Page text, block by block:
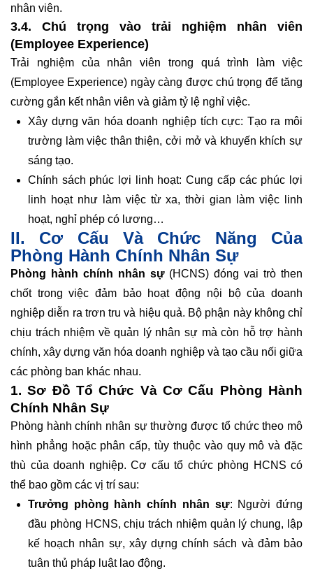
nhân viên.
3.4. Chú trọng vào trải nghiệm nhân viên
(Employee Experience)
Trải nghiệm của nhân viên trong quá trình làm việc
(Employee Experience) ngày càng được chú trọng để tăng
cường gắn kết nhân viên và giảm tỷ lệ nghỉ việc.
Xây dựng văn hóa doanh nghiệp tích cực: Tạo ra môi
trường làm việc thân thiện, cởi mở và khuyến khích sự
sáng tạo.
Chính sách phúc lợi linh hoạt: Cung cấp các phúc lợi
linh hoạt như làm việc từ xa, thời gian làm việc linh
hoạt, nghỉ phép có lương…
II. Cơ Cấu Và Chức Năng Của
Phòng Hành Chính Nhân Sự
Phòng hành chính nhân sự (HCNS) đóng vai trò then
chốt trong việc đảm bảo hoạt động nội bộ của doanh
nghiệp diễn ra trơn tru và hiệu quả. Bộ phận này không chỉ
chịu trách nhiệm về quản lý nhân sự mà còn hỗ trợ hành
chính, xây dựng văn hóa doanh nghiệp và tạo cầu nối giữa
các phòng ban khác nhau.
1. Sơ Đồ Tổ Chức Và Cơ Cấu Phòng Hành
Chính Nhân Sự
Phòng hành chính nhân sự thường được tổ chức theo mô
hình phẳng hoặc phân cấp, tùy thuộc vào quy mô và đặc
thù của doanh nghiệp. Cơ cấu tổ chức phòng HCNS có
thể bao gồm các vị trí sau:
Trưởng phòng hành chính nhân sự: Người đứng
đầu phòng HCNS, chịu trách nhiệm quản lý chung, lập
kế hoạch nhân sự, xây dựng chính sách và đảm bảo
tuân thủ pháp luật lao động.